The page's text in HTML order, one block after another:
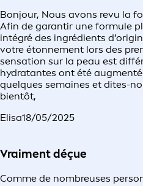
Bonjour, Nous avons revu la
Afin de garantir une formule
intégré des ingrédients
votre étonnement lors des
sensation sur la peau est
hydratantes ont été
quelques semaines et dites-
bientôt,
Elisa18/05/2025
Vraiment déçue
Comme de nombreuses